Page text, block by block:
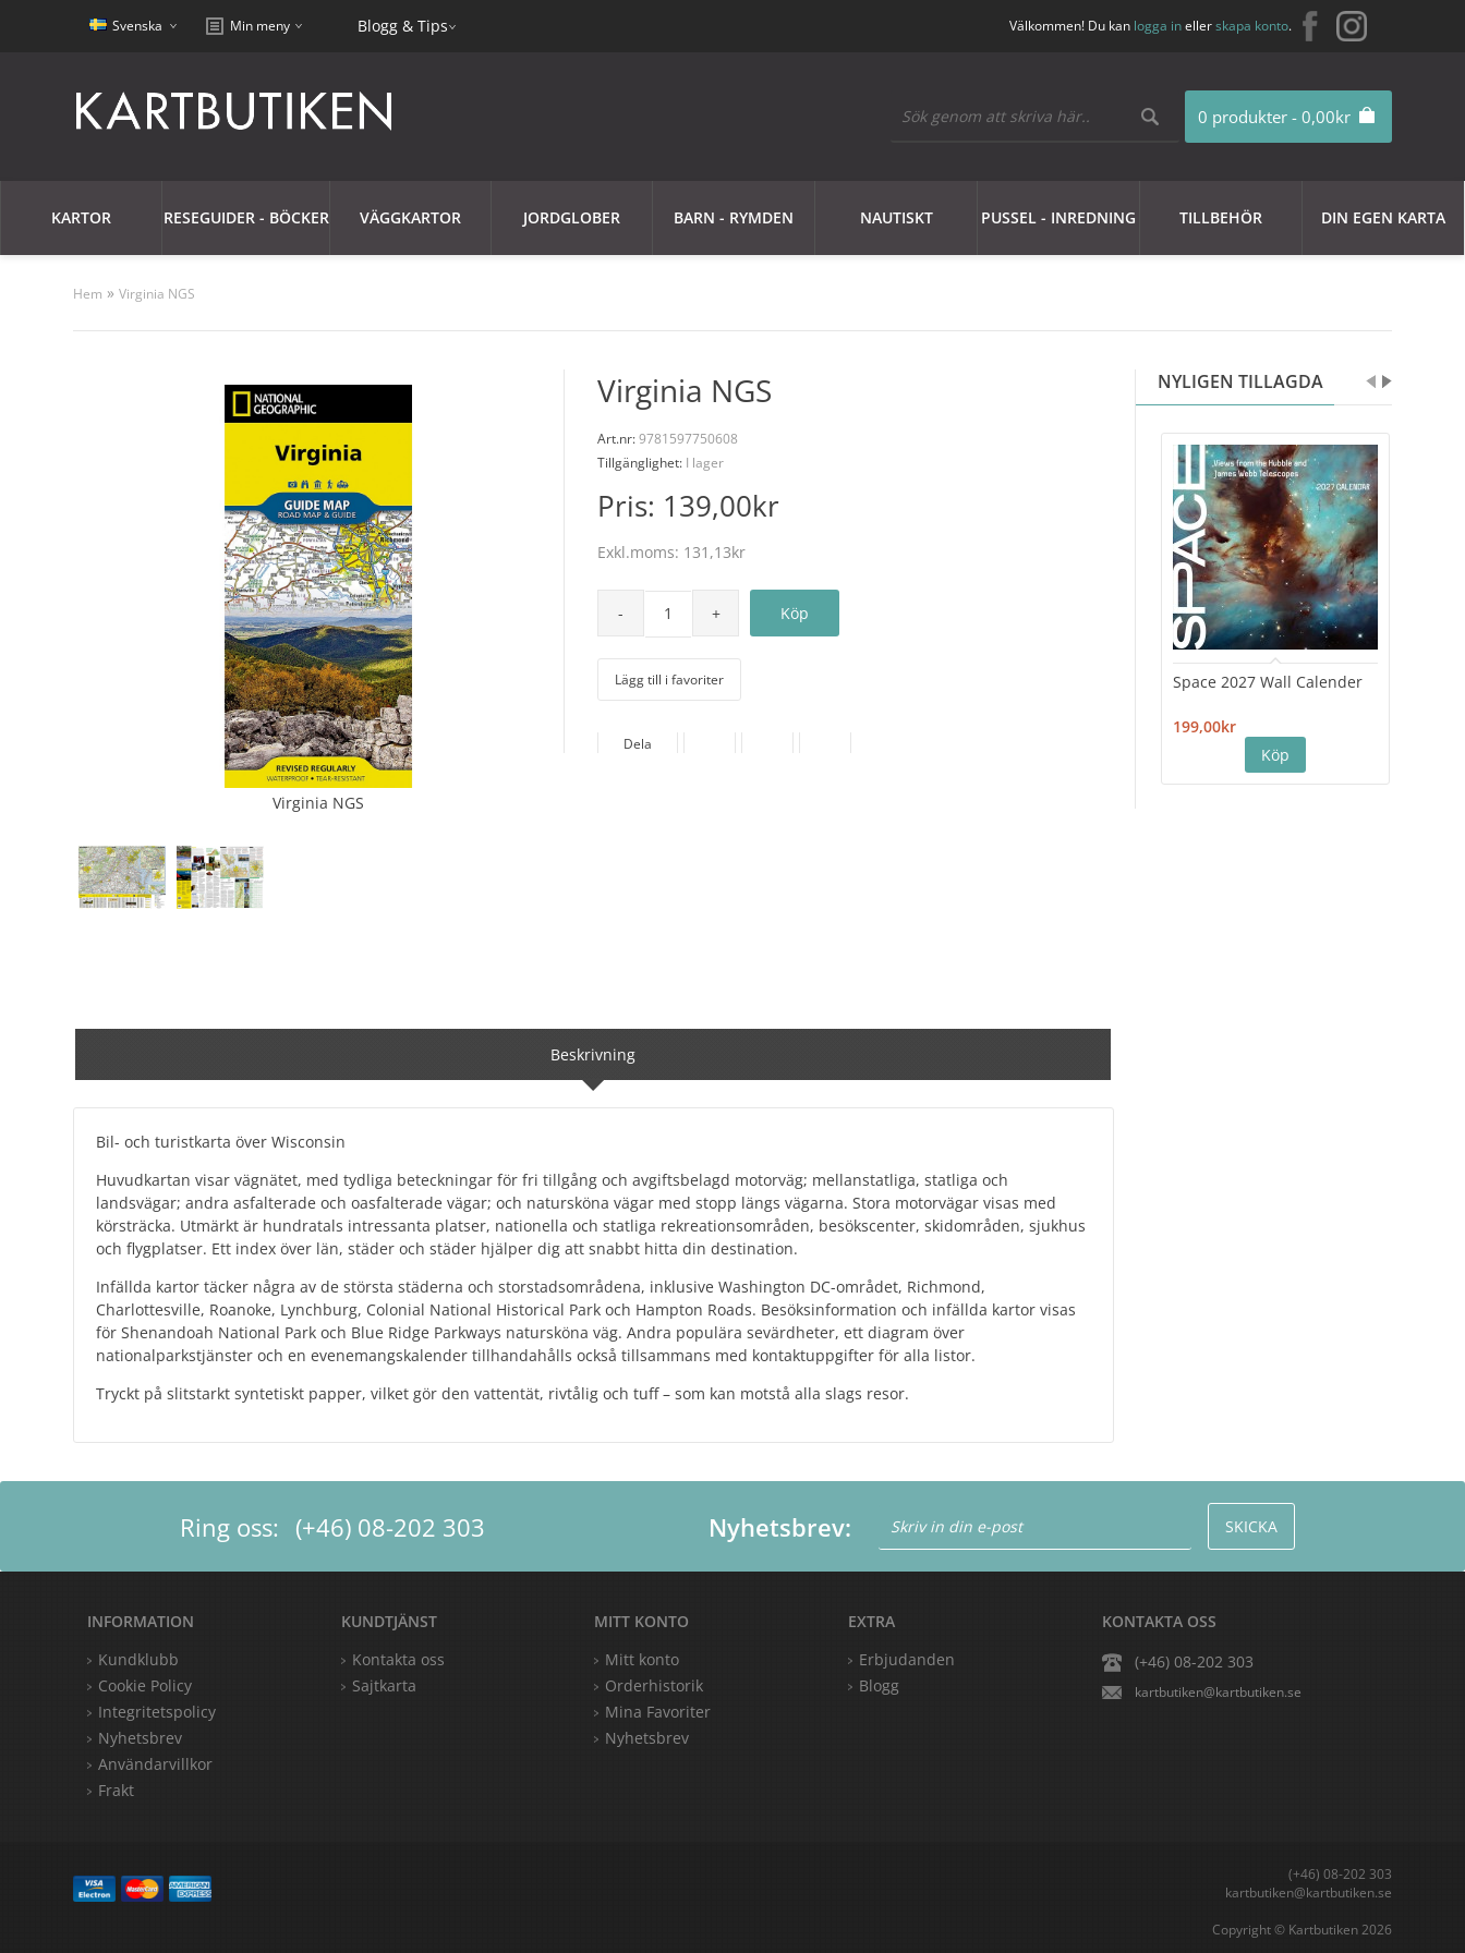
Svenska Min meny Blogg & Tips Välkommen! Du kan logga inellerskapa konto.
0 produkter - 0,00kr
KARTOR RESEGUIDER - BÖCKER VÄGGKARTOR JORDGLOBER BARN - RYMDEN NAUTISKT PUSSEL - INREDNING TILLBEHÖR DIN EGEN KARTA
Hem »Virginia NGS
NYLIGEN TILLAGDA
Space 2027 Wall Calender
199,00kr
Virginia NGS
Virginia NGS
Art.nr:9781597750608
Tillgänglighet: I lager
Pris: 139,00kr
Exkl.moms: 131,13kr
Lägg till i favoriter
Dela
Beskrivning
Bil- och turistkarta över Wisconsin
Huvudkartan visar vägnätet, med tydliga beteckningar för fri tillgång och avgiftsbelagd motorväg; mellanstatliga, statliga och
landsvägar; andra asfalterade och oasfalterade vägar; och natursköna vägar med stopp längs vägarna. Stora motorvägar visas med
körsträcka. Utmärkt är hundratals intressanta platser, nationella och statliga rekreationsområden, besökscenter, skidområden, sjukhus
och flygplatser. Ett index över län, städer och städer hjälper dig att snabbt hitta din destination.
Infällda kartor täcker några av de största städerna och storstadsområdena, inklusive Washington DC-området, Richmond,
Charlottesville, Roanoke, Lynchburg, Colonial National Historical Park och Hampton Roads. Besöksinformation och infällda kartor visas
för Shenandoah National Park och Blue Ridge Parkways natursköna väg. Andra populära sevärdheter, ett diagram över
nationalparkstjänster och en evenemangskalender tillhandahålls också tillsammans med kontaktuppgifter för alla listor.
Tryckt på slitstarkt syntetiskt papper, vilket gör den vattentät, rivtålig och tuff – som kan motstå alla slags resor.
Ring oss: (+46) 08-202 303 Nyhetsbrev:
KONTAKTA OSS
(+46) 08-202 303
kartbutiken@kartbutiken.se
EXTRA
Erbjudanden
Blogg
MITT KONTO
Mitt konto
Orderhistorik
Mina Favoriter
Nyhetsbrev
KUNDTJÄNST
Kontakta oss
Sajtkarta
INFORMATION
Kundklubb
Cookie Policy
Integritetspolicy
Nyhetsbrev
Användarvillkor
Frakt
(+46) 08-202 303
kartbutiken@kartbutiken.se
Copyright © Kartbutiken 2026